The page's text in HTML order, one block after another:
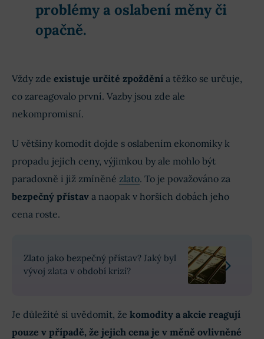
problémy a oslabení měny či
opačně.
Vždy zde existuje určité zpoždění a těžko se určuje,
co zareagovalo první. Vazby jsou zde ale
nekompromisní.
U většiny komodit dojde s oslabením ekonomiky k
propadu jejich ceny, výjimkou by ale mohlo být
paradoxně i již zmíněné zlato. To je považováno za
bezpečný přístav a naopak v horších dobách jeho
cena roste.
Zlato jako bezpečný přístav? Jaký byl
vývoj zlata v období krizí?
Je důležité si uvědomit, že komodity a akcie reagují
pouze v případě, že jejich cena je v měně ovlivněné